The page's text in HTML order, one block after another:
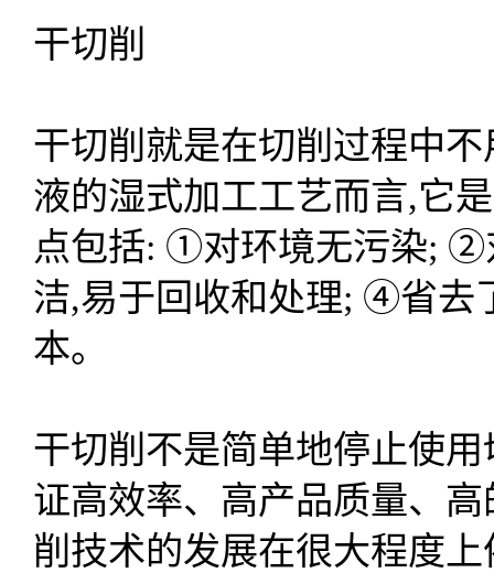
干切削
干切削就是在切削过程中
液的湿式加工工艺而言,它
点包括: ①对环境无污染; ②
洁,易于回收和处理; ④省去
本。
干切削不是简单地停止使
证高效率、高产品质量、
削技术的发展在很大程度